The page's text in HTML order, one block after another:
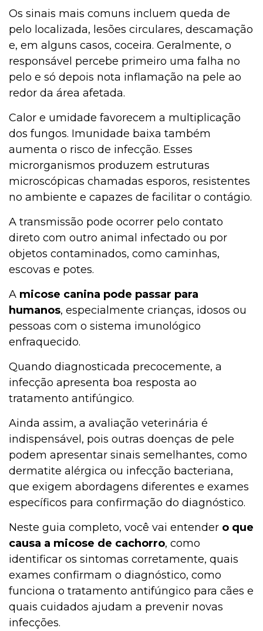
Os sinais mais comuns incluem queda de
pelo localizada, lesões circulares, descamação
e, em alguns casos, coceira. Geralmente, o
responsável percebe primeiro uma falha no
pelo e só depois nota inflamação na pele ao
redor da área afetada.
Calor e umidade favorecem a multiplicação
dos fungos. Imunidade baixa também
aumenta o risco de infecção. Esses
microrganismos produzem estruturas
microscópicas chamadas esporos, resistentes
no ambiente e capazes de facilitar o contágio.
A transmissão pode ocorrer pelo contato
direto com outro animal infectado ou por
objetos contaminados, como caminhas,
escovas e potes.
A micose canina pode passar para
humanos, especialmente crianças, idosos ou
pessoas com o sistema imunológico
enfraquecido.
Quando diagnosticada precocemente, a
infecção apresenta boa resposta ao
tratamento antifúngico.
Ainda assim, a avaliação veterinária é
indispensável, pois outras doenças de pele
podem apresentar sinais semelhantes, como
dermatite alérgica ou infecção bacteriana,
que exigem abordagens diferentes e exames
específicos para confirmação do diagnóstico.
Neste guia completo, você vai entender o que
causa a micose de cachorro, como
identificar os sintomas corretamente, quais
exames confirmam o diagnóstico, como
funciona o tratamento antifúngico para cães e
quais cuidados ajudam a prevenir novas
infecções.